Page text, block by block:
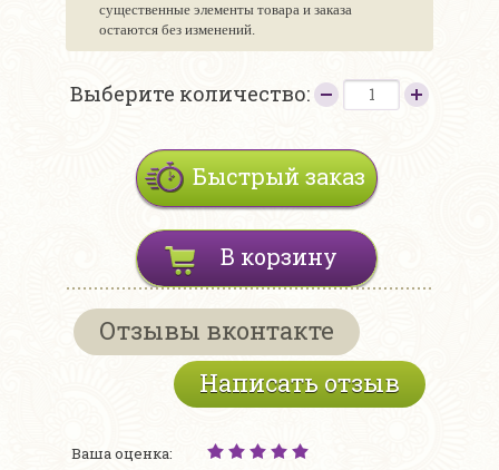
существенные элементы товара и заказа
остаются без изменений.
Выберите количество:
Быстрый заказ
В корзину
Отзывы вконтакте
Написать отзыв
Ваша оценка: